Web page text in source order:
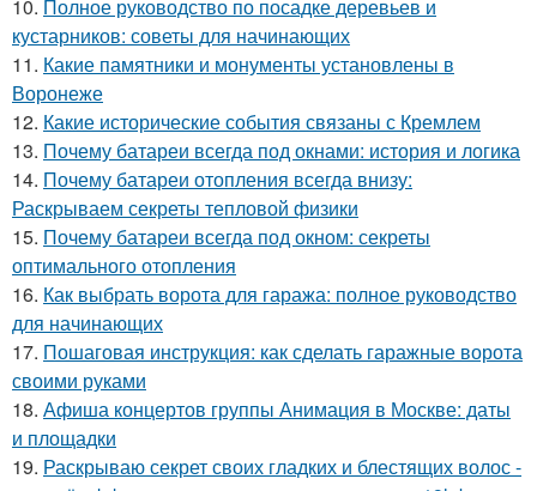
10. Полное руководство по посадке деревьев и
кустарников: советы для начинающих
11. Какие памятники и монументы установлены в
Воронеже
12. Какие исторические события связаны с Кремлем
13. Почему батареи всегда под окнами: история и логика
14. Почему батареи отопления всегда внизу:
Раскрываем секреты тепловой физики
15. Почему батареи всегда под окном: секреты
оптимального отопления
16. Как выбрать ворота для гаража: полное руководство
для начинающих
17. Пошаговая инструкция: как сделать гаражные ворота
своими руками
18. Афиша концертов группы Анимация в Москве: даты
и площадки
19. Раскрываю секрет своих гладких и блестящих волос -